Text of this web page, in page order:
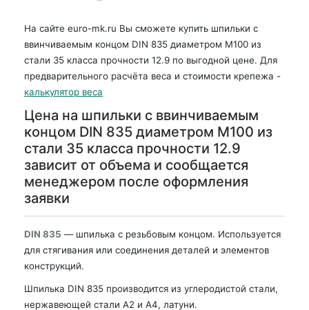
На сайте euro-mk.ru Вы сможете купить шпильки с
ввинчиваемым концом DIN 835 диаметром М100 из
стали 35 класса прочности 12.9 по выгодной цене. Для
предварительного расчёта веса и стоимости крепежа -
калькулятор веса
Цена на шпильки с ввинчиваемым
концом DIN 835 диаметром М100 из
стали 35 класса прочности 12.9
зависит от объема и сообщается
менеджером после оформления
заявки
DIN 835 — шпилька с резьбовым концом. Используется
для стягивания или соединения деталей и элементов
конструкций.
Шпилька DIN 835 производится из углеродистой стали,
нержавеющей стали А2 и А4, латуни.